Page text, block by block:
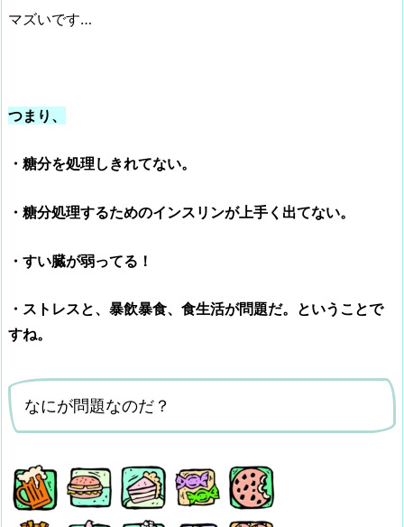
マズいです…
つまり、
・糖分を処理しきれてない。
・糖分処理するためのインスリンが上手く出てない。
・すい臓が弱ってる！
・ストレスと、暴飲暴食、食生活が問題だ。ということで
すね。
なにが問題なのだ？